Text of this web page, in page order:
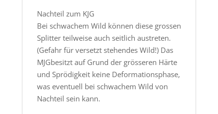
Nachteil zum KJG
Bei schwachem Wild können diese grossen
Splitter teilweise auch seitlich austreten.
(Gefahr für versetzt stehendes Wild!) Das
MJGbesitzt auf Grund der grösseren Härte
und Sprödigkeit keine Deformationsphase,
was eventuell bei schwachem Wild von
Nachteil sein kann.